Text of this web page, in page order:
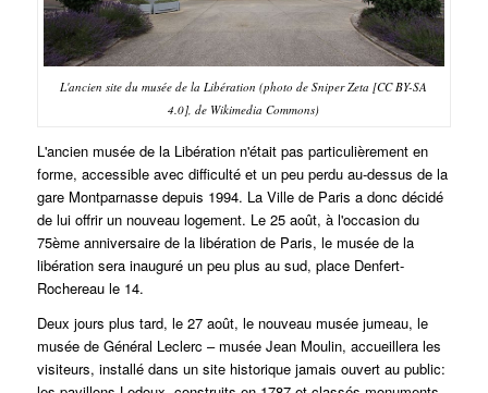
L'ancien site du musée de la Libération (photo de Sniper Zeta [CC BY-SA
4.0], de Wikimedia Commons)
L'ancien musée de la Libération n'était pas particulièrement en
forme, accessible avec difficulté et un peu perdu au-dessus de la
gare Montparnasse depuis 1994. La Ville de Paris a donc décidé
de lui offrir un nouveau logement. Le 25 août, à l'occasion du
75ème anniversaire de la libération de Paris, le musée de la
libération sera inauguré un peu plus au sud, place Denfert-
Rochereau le 14.
Deux jours plus tard, le 27 août, le nouveau musée jumeau, le
musée de Général Leclerc – musée Jean Moulin, accueillera les
visiteurs, installé dans un site historique jamais ouvert au public: